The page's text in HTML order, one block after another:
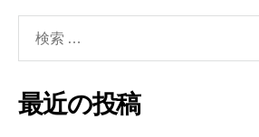
象:
最近の投稿